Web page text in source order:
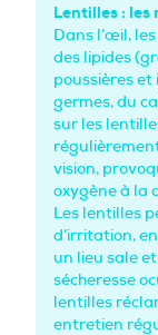
Lentilles : les
Dans l’œil,
des lipides
poussières
germes, du
sur les
vision,
oxygène à la
Les lentilles
d’irritation,
un lieu sale
sécheresse
lentilles
entretien